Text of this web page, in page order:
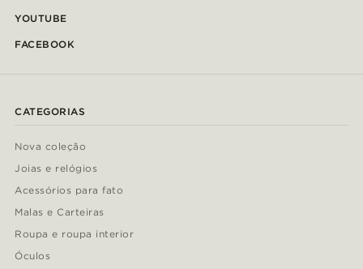
YOUTUBE
FACEBOOK
CATEGORIAS
Nova coleção
Joias e relógios
Acessórios para fato
Malas e Carteiras
Roupa e roupa interior
Óculos